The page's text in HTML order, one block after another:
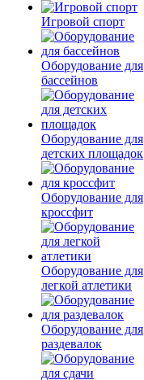
Игровой спорт
Оборудование для
бассейнов
Оборудование для
детских площадок
Оборудование для
кроссфит
Оборудование для
легкой атлетики
Оборудование для
раздевалок